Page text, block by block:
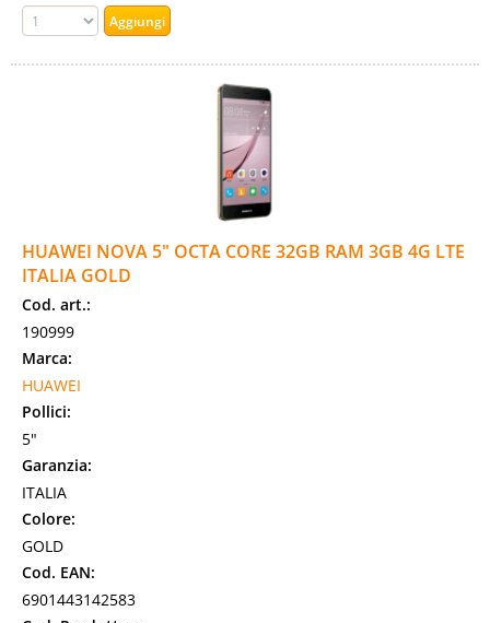
HUAWEI NOVA 5" OCTA CORE 32GB RAM 3GB 4G LTE
ITALIA GOLD
Cod. art.:
190999
Marca:
HUAWEI
Pollici:
5"
Garanzia:
ITALIA
Colore:
GOLD
Cod. EAN:
6901443142583